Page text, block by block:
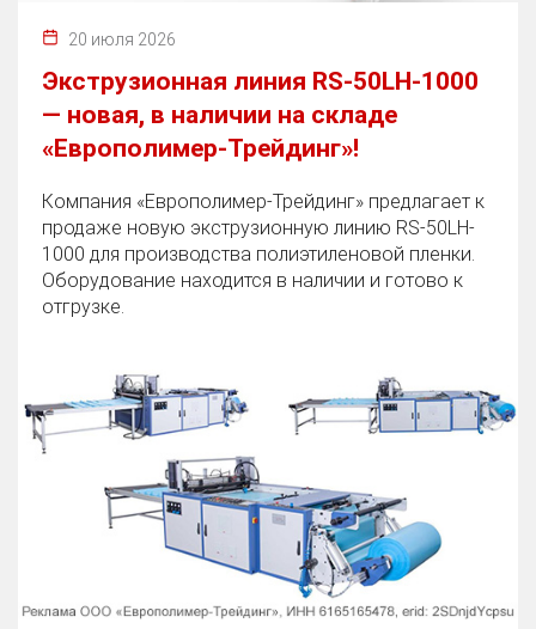
20 июля 2026
Экструзионная линия RS-50LH-1000
— новая, в наличии на складе
«Европолимер-Трейдинг»!
Компания «Европолимер-Трейдинг» предлагает к
продаже новую экструзионную линию RS-50LH-
1000 для производства полиэтиленовой пленки.
Оборудование находится в наличии и готово к
отгрузке.